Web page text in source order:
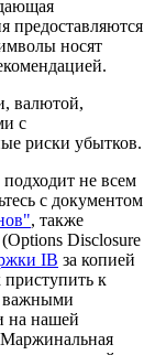
предоставляются
носят
валютой,
с
риски убытков.
не всем
с документом
, также
Disclosure
IB за копией
к
важными
на нашей